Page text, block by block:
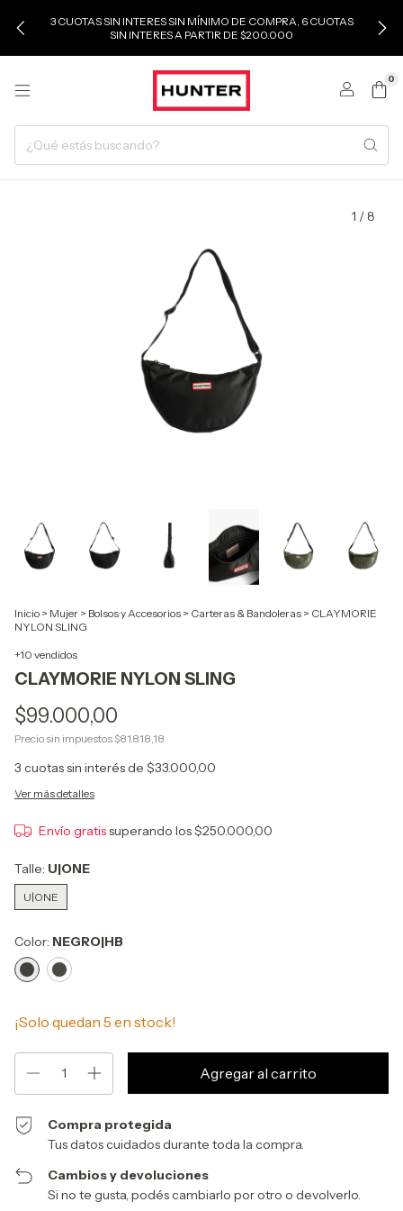
3 CUOTAS SIN INTERES SIN MÍNIMO DE COMPRA, 6 CUOTAS
SIN INTERES A PARTIR DE $200.000
0
1 /8
Inicio > Mujer > Bolsos y Accesorios > Carteras & Bandoleras > CLAYMORIE
NYLON SLING
+10 vendidos
CLAYMORIE NYLON SLING
$99.000,00
Precio sin impuestos $81.818,18
3 cuotas sin interés de $33.000,00
Ver más detalles
Envío gratissuperando los$250.000,00
Talle: U|ONE
U|ONE
Color: NEGRO|HB
¡Solo quedan 5 en stock!
Compra protegida
Tus datos cuidados durante toda la compra.
Cambios y devoluciones
Si no te gusta, podés cambiarlo por otro o devolverlo.